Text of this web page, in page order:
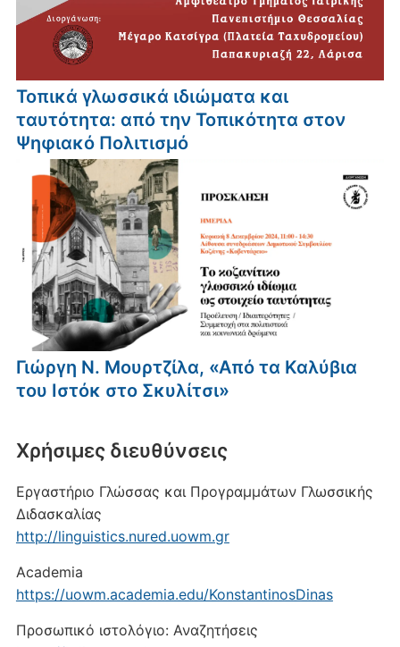
Τοπικά γλωσσικά ιδιώματα και
ταυτότητα: από την Τοπικότητα στον
Ψηφιακό Πολιτισμό
Γιώργη Ν. Μουρτζίλα, «Από τα Καλύβια
του Ιστόκ στο Σκυλίτσι»
Xρήσιμες διευθύνσεις
Εργαστήριο Γλώσσας και Προγραμμάτων Γλωσσικής
Διδασκαλίας
http://linguistics.nured.uowm.gr
Academia
https://uowm.academia.edu/KonstantinosDinas
Προσωπικό ιστολόγιο: Αναζητήσεις